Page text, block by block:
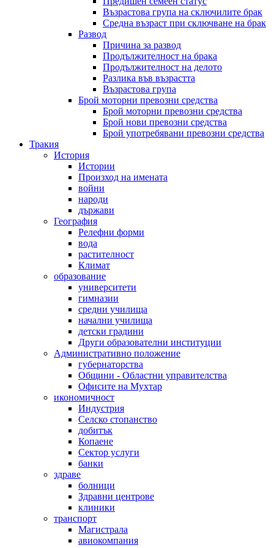
Възрастова група на сключилите брак
Средна възраст при сключване на брак
Развод
Причина за развод
Продължителност на брака
Продължителност на делото
Разлика във възрастта
Възрастова група
Брой моторни превозни средства
Брой моторни превозни средства
Брой нови превозни средства
Брой употребявани превозни средства
Тракия
История
Истории
Произход на имената
войни
народи
държави
География
Релефни форми
вода
растителност
Климат
образование
университети
гимназии
средни училища
начални училища
детски градини
Други образователни институции
Административно положение
губернаторства
Общини - Областни управителства
Офисите на Мухтар
икономичност
Индустрия
Селско стопанство
добитък
Копаене
Сектор услуги
банки
здраве
болници
Здравни центрове
клиники
транспорт
Магистрала
авиокомпания